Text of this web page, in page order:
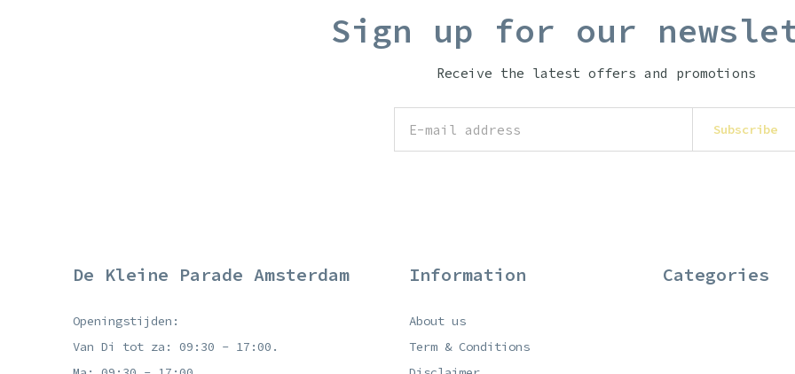
Sign up for our
Receive the latest offers and promotions
Subscribe
De Kleine Parade Amsterdam
Openingstijden:
Van Di tot za: 09:30 - 17:00.
Information
About us
Term & Conditions
Categories